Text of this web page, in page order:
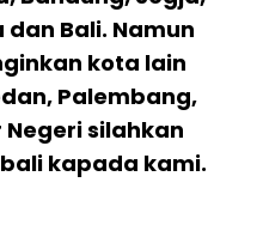
Bali. Namun
kota lain
Palembang,
Negeri silahkan
kapada kami.